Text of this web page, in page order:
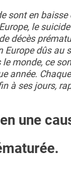
sont en
le
décès
Europe dûs au
le monde, ce
année.
à ses jours,
une